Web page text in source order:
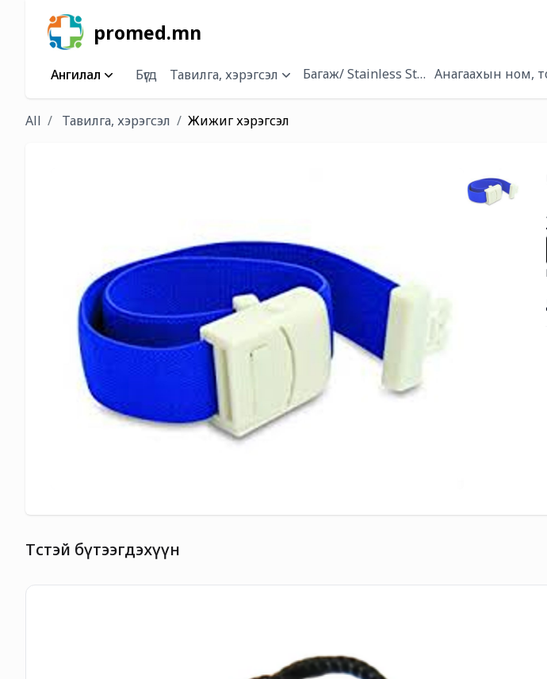
promed.mn
Ангилал Бүгд Тавилга, хэрэгсэл Багаж/ Stainless Steel/Анагаахын ном,
All Тавилга, хэрэгсэл Жижиг хэрэгсэл
Төстэй бүтээгдэхүүн